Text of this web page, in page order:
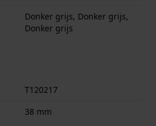
Donker grijs, Donker grijs,
Donker grijs
T120217
38 mm